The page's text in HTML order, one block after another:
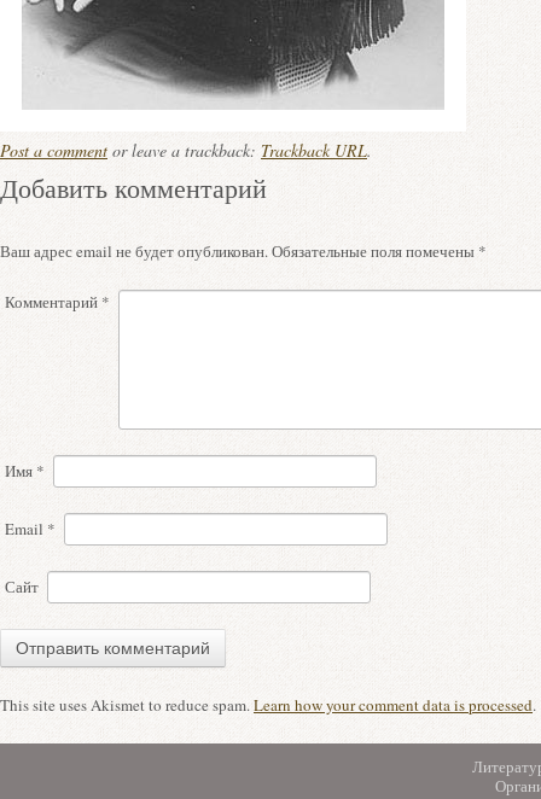
Post a comment or leave a trackback: Trackback URL.
Добавить комментарий
Ваш адрес email не будет опубликован.Обязательные поля помечены *
Комментарий *
Имя *
Email *
Сайт
This site uses Akismet to reduce spam.Learn how your comment data is processed.